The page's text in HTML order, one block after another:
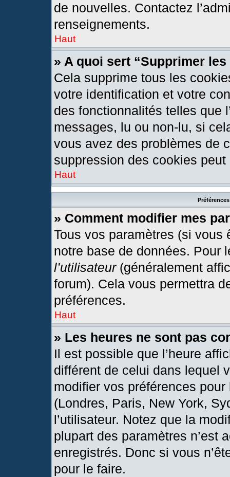
de nouvelles. Contactez
renseignements.
Haut
» A quoi sert “Supprimer
Cela supprime tous les
votre identification et votre
des fonctionnalités telles que
messages, lu ou non-lu, si
vous avez des problèmes de
suppression des cookies peut
Haut
» Comment modifier mes
Tous vos paramètres (si
notre base de données. Pour
l’utilisateur(généralement
forum). Cela vous permettra
préférences.
Haut
» Les heures ne sont pas
Il est possible que l’heure
différent de celui dans lequel
modifier vos préférences
(Londres, Paris, New York,
l’utilisateur. Notez que la
plupart des paramètres n’est
enregistrés. Donc si vous
pour le faire.